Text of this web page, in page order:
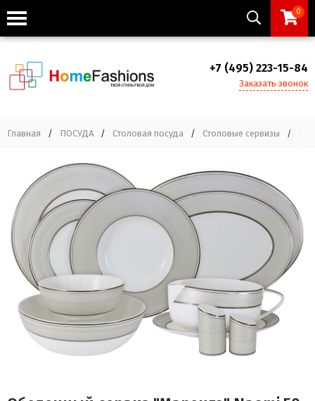
0
+7 (495) 223-15-84
Заказать звонок
Главная / ПОСУДА / Столовая посуда / Столовые сервизы /